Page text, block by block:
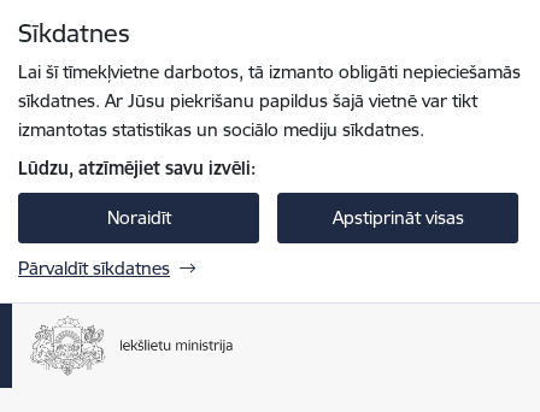
Sīkdatnes
Lai šī tīmekļvietne darbotos, tā izmanto obligāti nepieciešamās
sīkdatnes. Ar Jūsu piekrišanu papildus šajā vietnē var tikt
izmantotas statistikas un sociālo mediju sīkdatnes.
Lūdzu, atzīmējiet savu izvēli:
Noraidīt Apstiprināt visas
Pārvaldīt sīkdatnes